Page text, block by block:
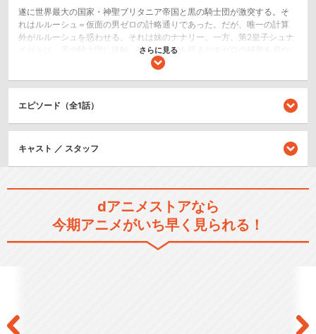
遂に世界最大の国家・神聖ブリタニア帝国と黒の騎士団が激突する。そ
れはルルーシュ＝仮面の男ゼロの計略通りであった。だが、唯一の計算
外がルルーシュを惑わせる。それは妹のナナリー。一方、第2皇子シュナ
イゼルは、黒の騎士団に接触。彼らの統制を揺るがすゼロの秘密を扇や
藤堂たちに明かす。戦乱は一層激しくなり、あらゆる人々の怒りや悲し
か。それはゼロ・レクイエム。憎しみで塗り込められた旧時代を葬り去
り、新たな時代を拓くための祈り。ルルーシュとスザクの物語は衝撃の
明日を迎える。
SF/ファンタジー
ロボット/メカ
シリーズ／関連のアニメ作品
コードギアス 反逆のルルーシ
さらに見る
エピソード（全1話）
キャスト ／ スタッフ
dアニメストアなら
今期アニメがいち早く見られる！